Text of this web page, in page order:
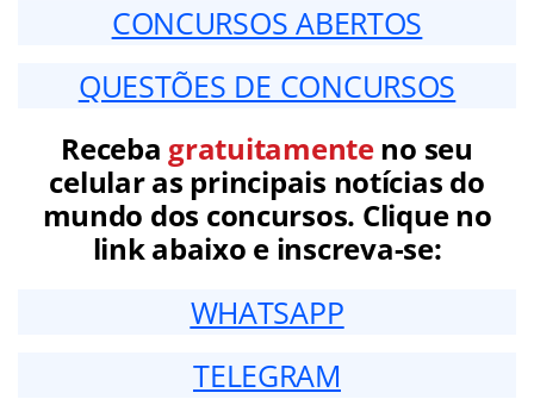
CONCURSOS ABERTOS
QUESTÕES DE CONCURSOS
Receba gratuitamenteno seu
celular as principais notícias do
mundo dos concursos. Clique no
link abaixo e inscreva-se:
WHATSAPP
TELEGRAM